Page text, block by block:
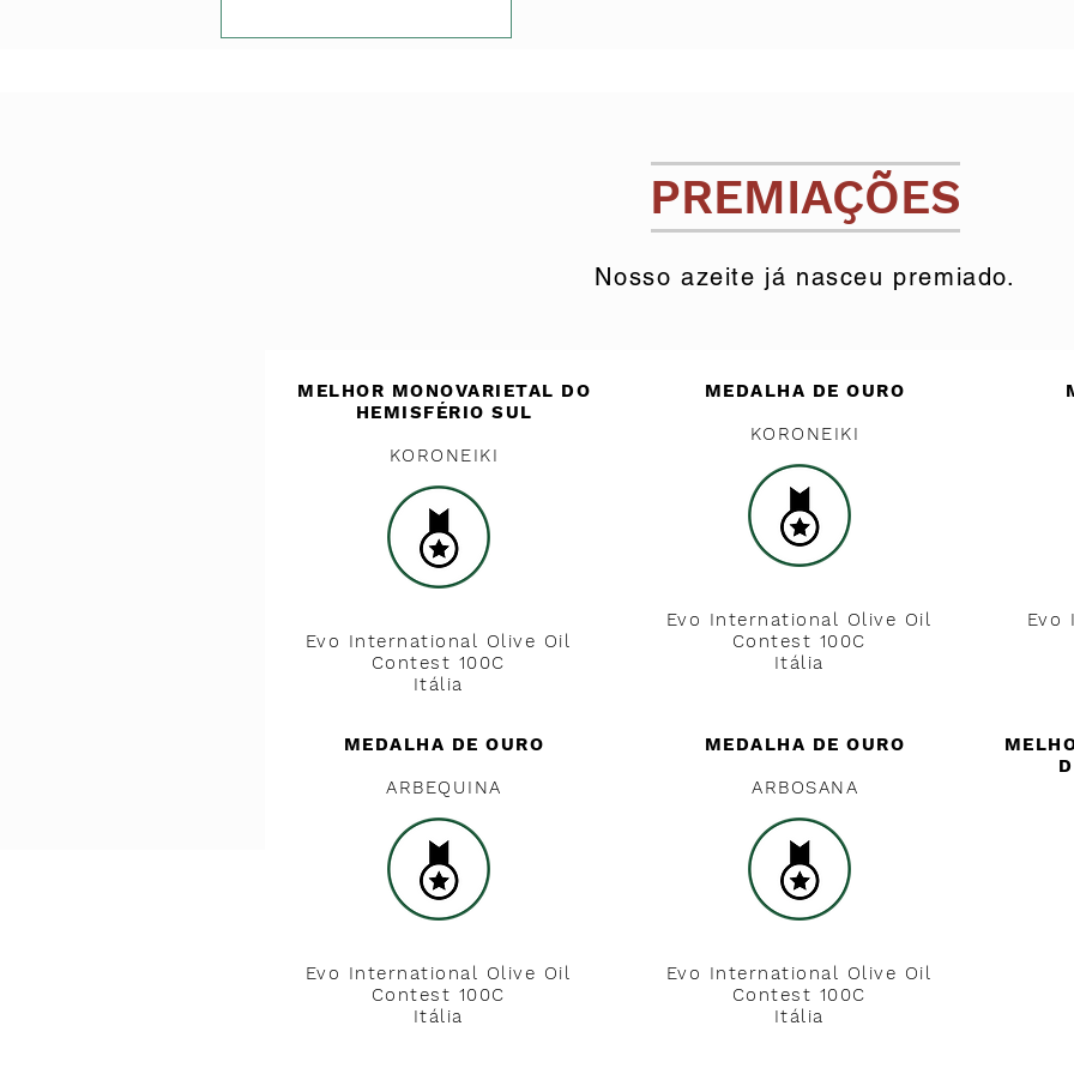
PREMIAÇÕES
Nosso azeite já nasceu premiado.
MELHOR MONOVARIETAL DO
HEMISFÉRIO SUL
KORONEIKI
Evo International Olive Oil
Contest 100C
Itália
MEDALHA DE OURO
ARBEQUINA
Evo International Olive Oil
Contest 100C
Itália
MEDALHA DE OURO
KORONEIKI
Evo International Olive Oil
Contest 100C
Itália
MEDALHA DE OURO
ARBOSANA
Evo International Olive Oil
Contest 100C
Itália
Evo